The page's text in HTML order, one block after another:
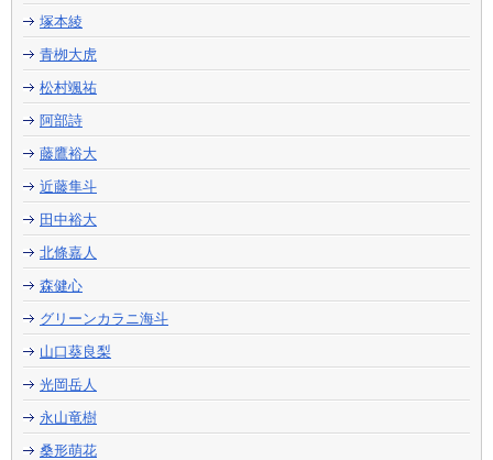
塚本綾
青栁大虎
松村颯祐
阿部詩
藤鷹裕大
近藤隼斗
田中裕大
北條嘉人
森健心
グリーンカラニ海斗
山口葵良梨
光岡岳人
永山竜樹
桑形萌花